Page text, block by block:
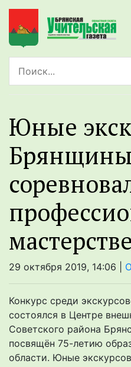
Юные
Брянщины
мастерстве
29 октября 2019, 14:06 |
Конкурс среди
состоялся в Центре
Советского района
посвящён 75-летию
области. Юные